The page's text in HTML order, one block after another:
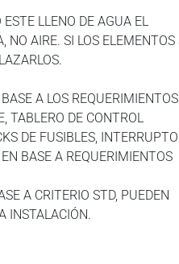
LLENO DE AGUA EL
NO AIRE. SI LOS ELEMENTOS
BASE A LOS REQUERIMIENTOS
TABLERO DE CONTROL
DE FUSIBLES,
BASE A REQUERIMIENTOS
A CRITERIO STD, PUEDEN
INSTALACIÓN.